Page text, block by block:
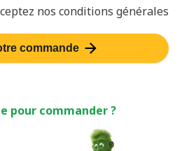
nos conditions générales
commande
pour commander ?